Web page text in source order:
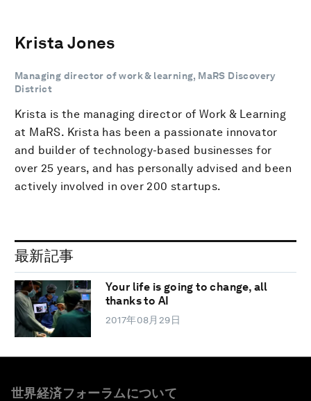
Krista Jones
Managing director of work & learning, MaRS Discovery
District
Krista is the managing director of Work & Learning
at MaRS. Krista has been a passionate innovator
and builder of technology-based businesses for
over 25 years, and has personally advised and been
actively involved in over 200 startups.
最新記事
Your life is going to change, all
thanks to AI
2017年08月29日
世界経済フォーラムについて